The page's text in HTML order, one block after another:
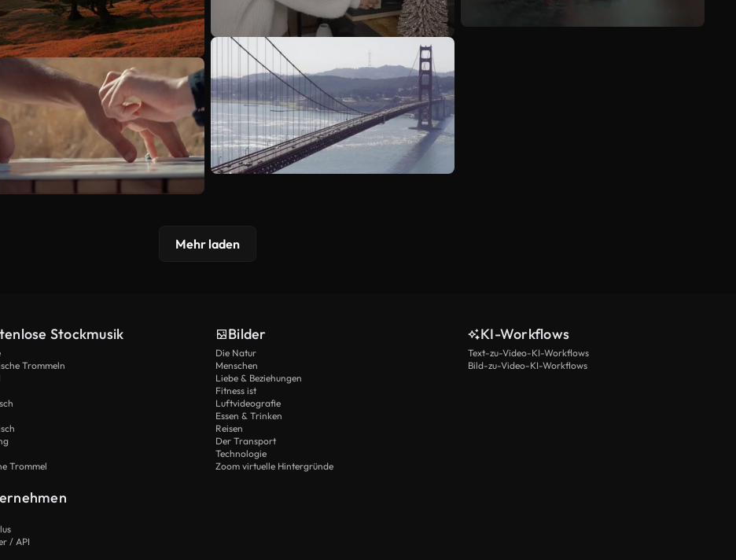
Mehr laden
Stockmusik
Trommeln
Trommel
Bilder
Die Natur
Menschen
Liebe & Beziehungen
Fitness ist
Luftvideografie
Essen & Trinken
Reisen
Der Transport
Technologie
Zoom virtuelle Hintergründe
KI-Workflows
Text-zu-Video-KI-Workflows
Bild-zu-Video-KI-Workflows
/ API